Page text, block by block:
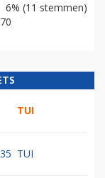
6% (11 stemmen)
TUI
TUI